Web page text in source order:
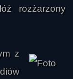
rozżarzony
z